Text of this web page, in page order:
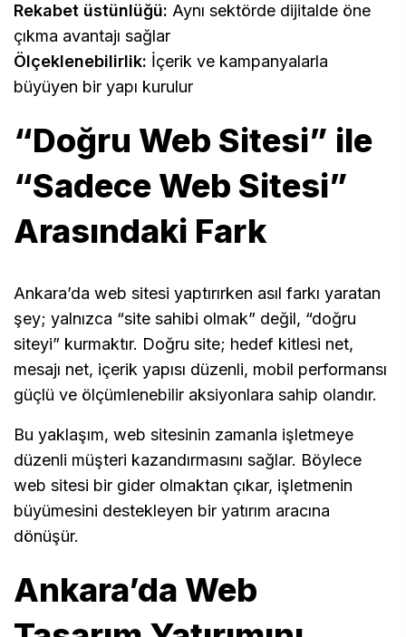
Rekabet üstünlüğü: Aynı sektörde dijitalde öne
çıkma avantajı sağlar
Ölçeklenebilirlik: İçerik ve kampanyalarla
büyüyen bir yapı kurulur
“Doğru Web Sitesi” ile
“Sadece Web Sitesi”
Arasındaki Fark
Ankara’da web sitesi yaptırırken asıl farkı yaratan
şey; yalnızca “site sahibi olmak” değil, “doğru
siteyi” kurmaktır. Doğru site; hedef kitlesi net,
mesajı net, içerik yapısı düzenli, mobil performansı
güçlü ve ölçümlenebilir aksiyonlara sahip olandır.
Bu yaklaşım, web sitesinin zamanla işletmeye
düzenli müşteri kazandırmasını sağlar. Böylece
web sitesi bir gider olmaktan çıkar, işletmenin
büyümesini destekleyen bir yatırım aracına
dönüşür.
Ankara’da Web